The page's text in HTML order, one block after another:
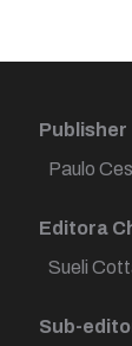
Publisher
Paulo
Editora
Sueli
Sub-